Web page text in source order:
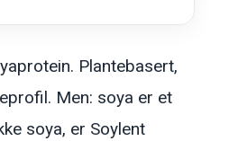
Plantebasert,
Men: soya er et
soya, er Soylent